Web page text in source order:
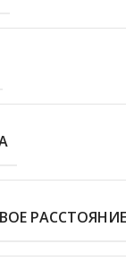
РАССТОЯНИЕ